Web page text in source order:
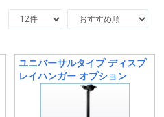
ユニバーサルタイプ ディスプ
レイハンガー オプション